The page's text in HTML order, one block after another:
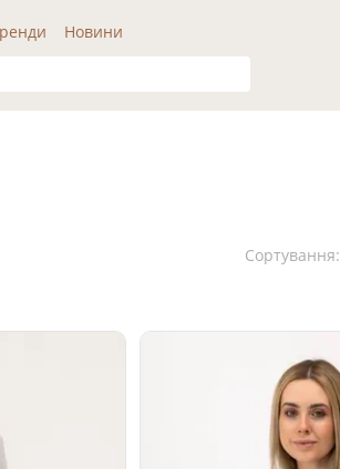
Новини
Сортування: